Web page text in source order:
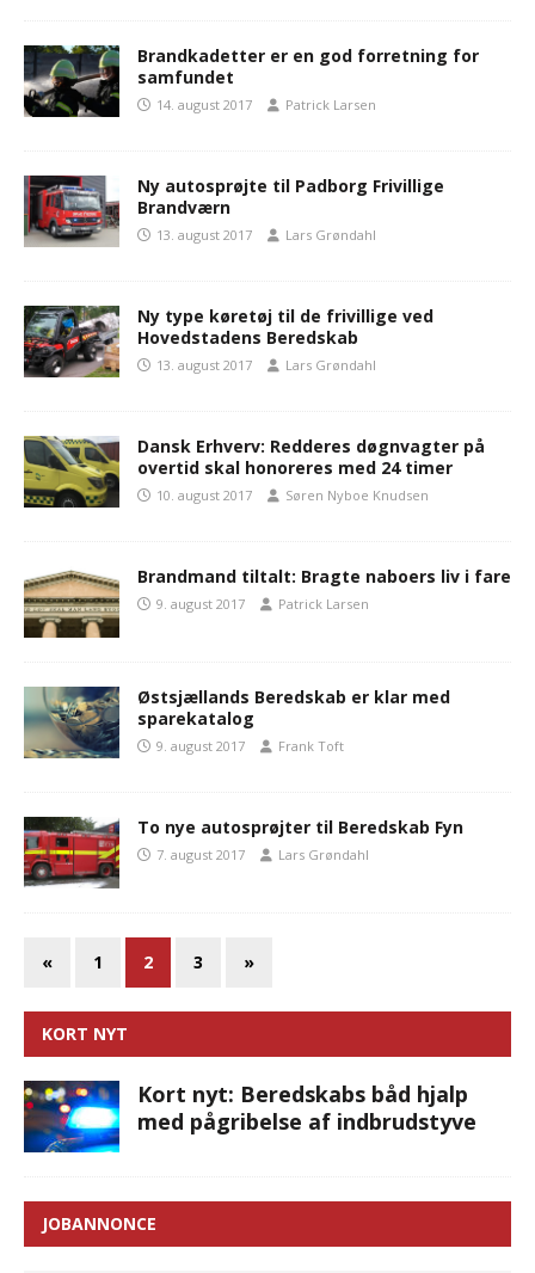
Brandkadetter er en god forretning for
samfundet
14. august 2017 Patrick Larsen
Ny autosprøjte til Padborg Frivillige
Brandværn
13. august 2017 Lars Grøndahl
Ny type køretøj til de frivillige ved
Hovedstadens Beredskab
13. august 2017 Lars Grøndahl
Dansk Erhverv: Redderes døgnvagter på
overtid skal honoreres med 24 timer
10. august 2017 Søren Nyboe Knudsen
Brandmand tiltalt: Bragte naboers liv i fare
9. august 2017 Patrick Larsen
Østsjællands Beredskab er klar med
sparekatalog
9. august 2017 Frank Toft
To nye autosprøjter til Beredskab Fyn
7. august 2017 Lars Grøndahl
« 1 2 3 »
KORT NYT
Kort nyt: Beredskabs båd hjalp
med pågribelse af indbrudstyve
JOBANNONCE